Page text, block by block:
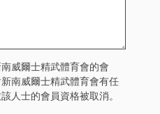
威爾士精武體育會的會
南威爾士精武體育會有任
人士的會員資格被取消。